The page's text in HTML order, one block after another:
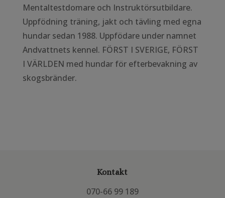
Mentaltestdomare och Instruktörsutbildare.
Uppfödning träning, jakt och tävling med egna
hundar sedan 1988. Uppfödare under namnet
Andvattnets kennel. FÖRST I SVERIGE, FÖRST
I VÄRLDEN med hundar för efterbevakning av
skogsbränder.
Kontakt
070-66 99 189